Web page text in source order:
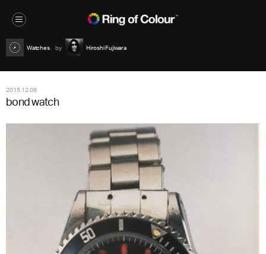
Watches Hiroshi Fujiwara
2015.12.08
bond watch